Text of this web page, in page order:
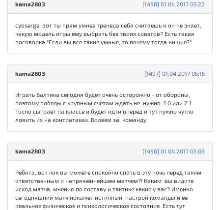
[1498] 01.04.2017 05:22
kama280З
cybserge, вот ты прям умнее тренера себя считаешь и он не знает,
какую модель игры ему выбрать без твоих советов? Есть такая
поговорка "Если вы все такие умные, то почему тогда нищие?"
[1497] 01.04.2017 05:15
kama280З
Играть Балтика сегодня будет очень осторожно - от обороны,
поэтому победы с крупным счётом ждать не нужно. 1:0 или 2:1.
Тосно сыграет на классе и будет идти вперёд и тут нужно чутко
ловить их на контратаках. Болеем за команду.
[1496] 01.04.2017 05:08
kama280З
Ребята, вот как вы можете спокойно спать в эту ночь перед таким
ответственным и напряжённейшем матчем?! Каким вы видите
исход матча, мнения по составу и тактике какие у вас? Именно
сегодняшний матч покажет истинный настрой команды и её
реальное физическое и психологическое состояние. Есть тут